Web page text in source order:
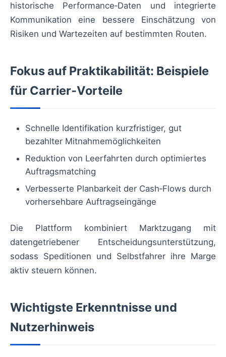
historische Performance‑Daten und integrierte
Kommunikation eine bessere Einschätzung von
Risiken und Wartezeiten auf bestimmten Routen.
Fokus auf Praktikabilität: Beispiele
für Carrier‑Vorteile
Schnelle Identifikation kurzfristiger, gut
bezahlter Mitnahmemöglichkeiten
Reduktion von Leerfahrten durch optimiertes
Auftragsmatching
Verbesserte Planbarkeit der Cash‑Flows durch
vorhersehbare Auftragseingänge
Die Plattform kombiniert Marktzugang mit
datengetriebener Entscheidungsunterstützung,
sodass Speditionen und Selbstfahrer ihre Marge
aktiv steuern können.
Wichtigste Erkenntnisse und
Nutzerhinweis